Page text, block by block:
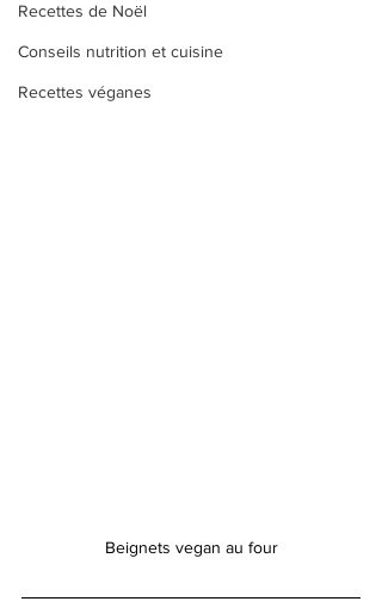
Recettes de Noël
Conseils nutrition et cuisine
Recettes véganes
Beignets vegan au four